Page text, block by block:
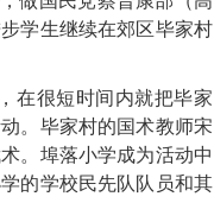
学生继续在郊区毕家村
在很短时间内就把毕家
。毕家村的国术教师宋
。埠落小学成为活动中
的学校民先队队员和其